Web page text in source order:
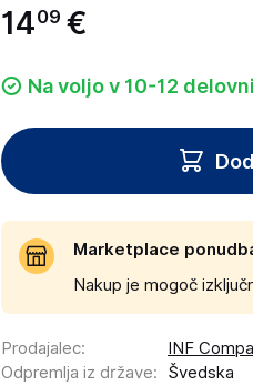
1409 €
Na voljo v 10-12
Marketplace
Nakup je mogoč
Prodajalec:
INF
Odpremlja iz države:
Švedska